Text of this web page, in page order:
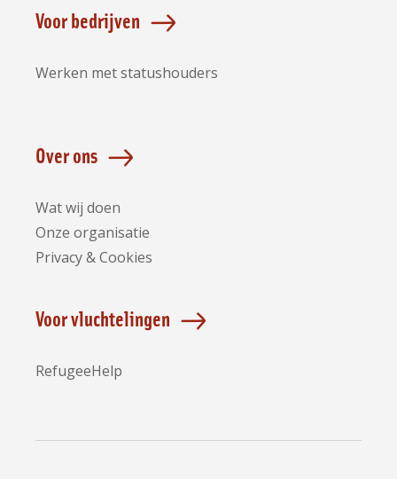
Voor bedrijven
Werken met statushouders
Over ons
Wat wij doen
Onze organisatie
Privacy & Cookies
Voor vluchtelingen
RefugeeHelp